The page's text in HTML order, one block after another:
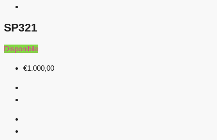
SP321
Disponibile
€1.000,00